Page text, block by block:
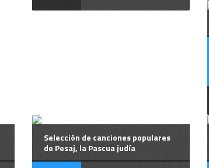
Selección de canciones populares
de Pesaj, la Pascua judía